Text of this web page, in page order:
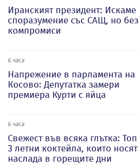
Иранският президент: Искаме
споразумение със САЩ, но без
компромиси
6 часа
Напрежение в парламента на
Косово: Депутатка замери
премиера Курти с яйца
6 часа
Свежест във всяка глътка: Топ
3 летни коктейла, които носят
наслада в горещите дни